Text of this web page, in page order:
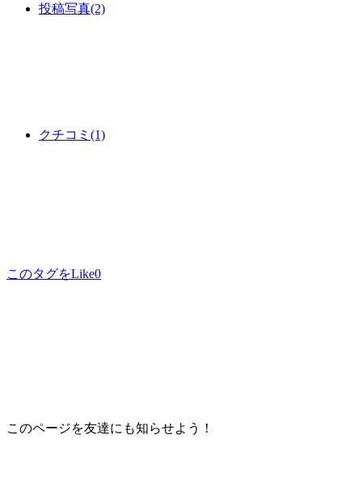
投稿写真(2)
クチコミ (1)
このタグをLike0
このページを友達にも知らせよう！